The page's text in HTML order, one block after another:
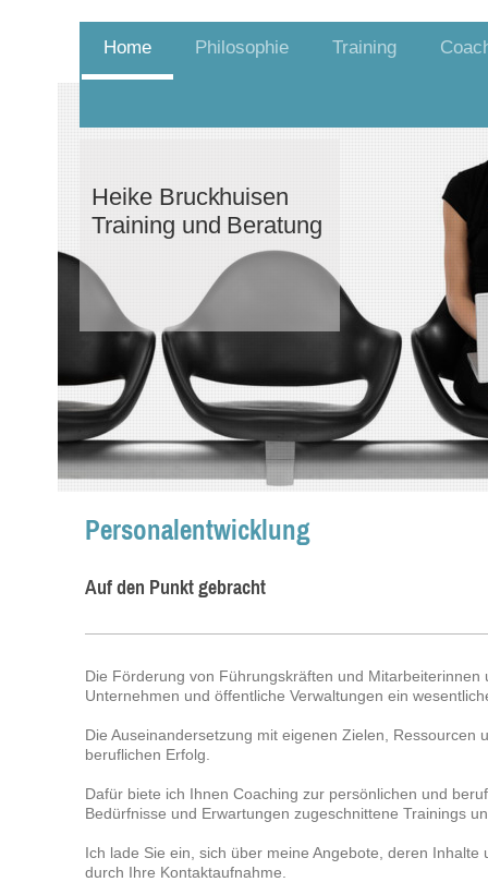
Home Philosophie Training
Heike Bruckhuisen
Training und Beratung
Personalentwicklung
Auf den Punkt gebracht
Die Förderung von Führungskräften und
Unternehmen und öffentliche Verwaltungen ein
Die Auseinandersetzung mit eigenen Zielen,
beruflichen Erfolg.
Dafür biete ich Ihnen Coaching zur persönlichen und
Bedürfnisse und Erwartungen zugeschnittene Trainings
Ich lade Sie ein, sich über meine Angebote, deren
durch Ihre Kontaktaufnahme.